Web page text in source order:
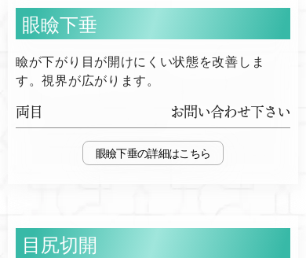
眼瞼下垂
瞼が下がり目が開けにくい状態を改善しま
す。視界が広がります。
両目 お問い合わせ下さい
眼瞼下垂
目尻切開